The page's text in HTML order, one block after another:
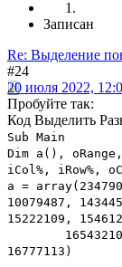
Записан
Re: Выделение
#24
20 июля 2022,
Пробуйте так:
Код Выделить
Sub Main
Dim a(),
iCol%, iRow%,
a =
10079487,
15222109,
16777113)